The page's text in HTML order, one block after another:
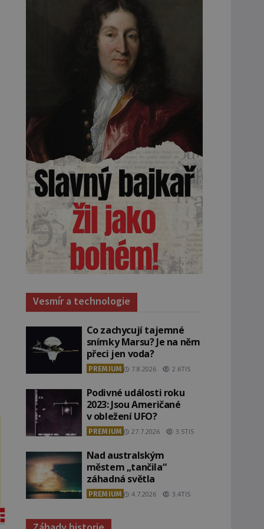
Vesmír a technologie
Co zachycují tajemné
snímky Marsu? Je na něm
přeci jen voda?
PREMIUM 7.8.2026 2.6TIS
Podivné události roku
2023: Jsou Američané
v obležení UFO?
PREMIUM 27.7.2026 3.5TIS
Nad australským
městem „tančila“
záhadná světla
PREMIUM 4.7.2026 3.4TIS